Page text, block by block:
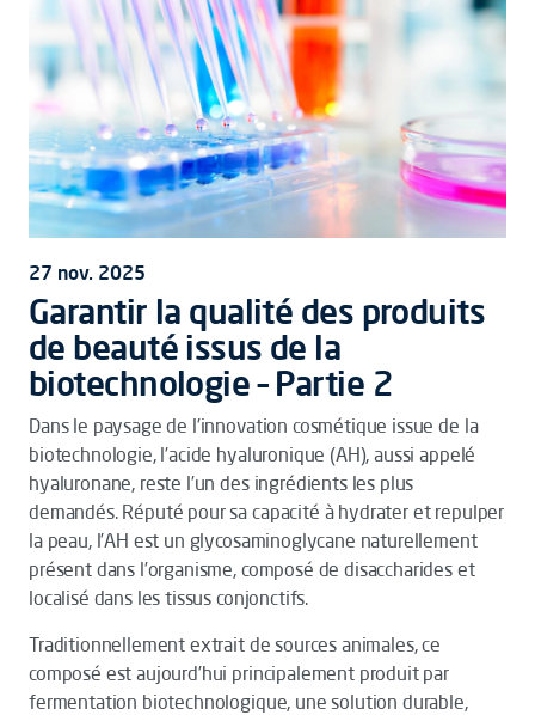
27 nov. 2025
Garantir la qualité des produits
de beauté issus de la
biotechnologie – Partie 2
Dans le paysage de l’innovation cosmétique issue de la
biotechnologie, l’acide hyaluronique (AH), aussi appelé
hyaluronane, reste l’un des ingrédients les plus
demandés. Réputé pour sa capacité à hydrater et repulper
la peau, l’AH est un glycosaminoglycane naturellement
présent dans l’organisme, composé de disaccharides et
localisé dans les tissus conjonctifs.
Traditionnellement extrait de sources animales, ce
composé est aujourd’hui principalement produit par
fermentation biotechnologique, une solution durable,